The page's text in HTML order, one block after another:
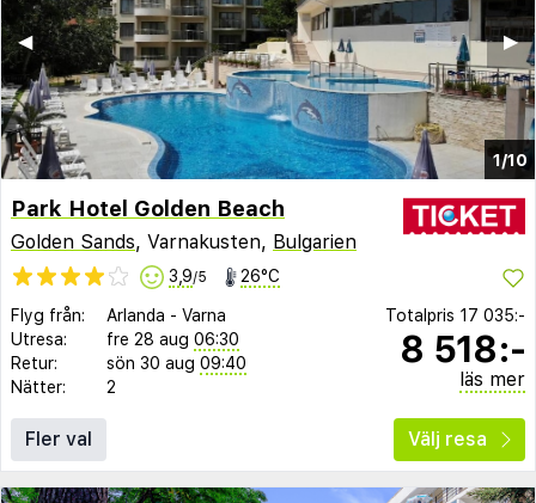
1/10
▶︎
◀︎
Park Hotel Golden Beach
Golden Sands, Varnakusten, Bulgarien
3,9/5 26°C
Flyg från: Arlanda - Varna
Utresa:
fre 28 aug 06:30
Retur:
sön 30 aug 09:40
Nätter:
2
Totalpris 17 035:-
8 518:-
läs mer
Fler val Välj resa